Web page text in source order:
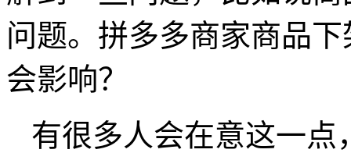
问题。拼多多商家商品
会影响？
有很多人会在意这一点